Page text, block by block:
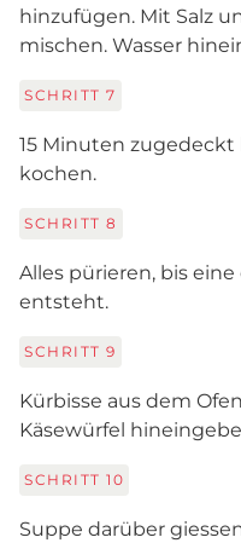
hinzufügen. Mit Salz
mischen. Wasser
SCHRITT 7
15 Minuten
kochen.
SCHRITT 8
Alles pürieren, bis
entsteht.
SCHRITT 9
Kürbisse aus dem
Käsewürfel
SCHRITT 10
Suppe darüber